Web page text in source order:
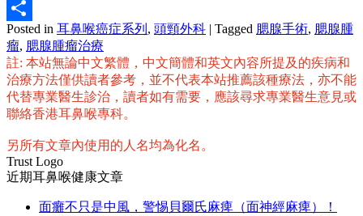
Email
分
享
Posted in 耳鼻喉癌症系列 , 頭頸外科 | Tagged 腮腺手術, 腮腺腫
瘤, 腮腺腫瘤治療
註: 本站無論中文繁體，中文簡體和英文內容所提及的疾病和
治療方法僅供讀者參考，並不代表本站推薦該種療法，亦不能
代替專業醫生診治，讀者如有需要，應該尋求專業醫生意見或
聯絡香港耳鼻喉專科。
另所有文章內使用的人名均為化名。
Trust Logo
近期耳鼻喉健康文章
面癱不只是中風，警惕貝爾氏麻痺（面神經麻痺）！